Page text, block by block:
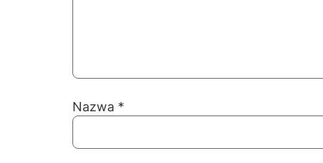
Nazwa *